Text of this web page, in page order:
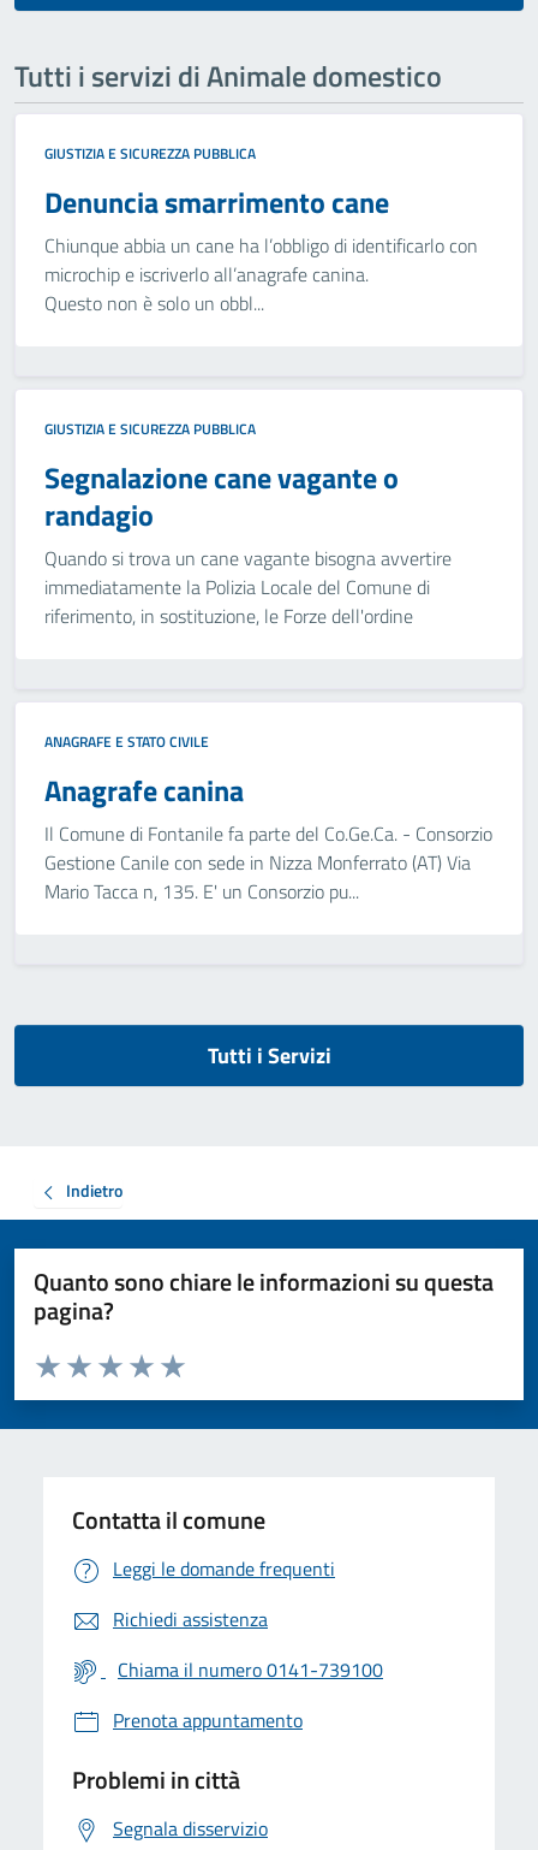
Tutti i servizi di Animale domestico
GIUSTIZIA E SICUREZZA PUBBLICA
Denuncia smarrimento cane
Chiunque abbia un cane ha l’obbligo di identificarlo con
microchip e iscriverlo all’anagrafe canina.
Questo non è solo un obbl...
GIUSTIZIA E SICUREZZA PUBBLICA
Segnalazione cane vagante o
randagio
Quando si trova un cane vagante bisogna avvertire
immediatamente la Polizia Locale del Comune di
riferimento, in sostituzione, le Forze dell'ordine
ANAGRAFE E STATO CIVILE
Anagrafe canina
Il Comune di Fontanile fa parte del Co.Ge.Ca. - Consorzio
Gestione Canile con sede in Nizza Monferrato (AT) Via
Mario Tacca n, 135. E' un Consorzio pu...
Tutti i Servizi
Indietro
Quanto sono chiare le informazioni su questa
pagina?
Valuta da 1 a 5 stelle la pagina
Valuta 5 stelle su 5
Valuta 4 stelle su 5
Valuta 3 stelle su 5
Valuta 2 stelle su 5
Valuta 1 stelle su 5
Contatta il comune
Leggi le domande frequenti
Richiedi assistenza
Chiama il numero 0141-739100
Prenota appuntamento
Problemi in città
Segnala disservizio